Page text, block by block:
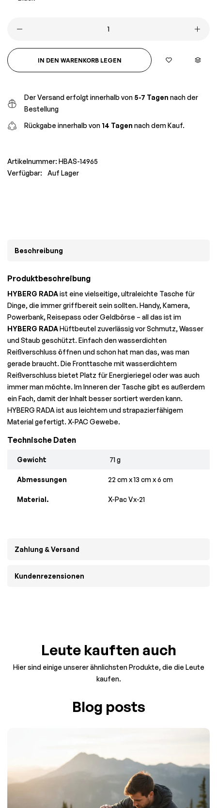
IN DEN WARENKORB LEGEN
Der Versand erfolgt innerhalb von 5-7 Tagen nach der
Bestellung
Rückgabe innerhalb von 14 Tagen nach dem Kauf.
Artikelnummer: HBAS-14965
Verfügbar:
Auf Lager
Beschreibung
Produktbeschreibung
HYBERG RADAist eine vielseitige, ultraleichte Tasche für
Dinge, die immer griffbereit sein sollten. Handy, Kamera,
Powerbank, Reisepass oder Geldbörse – all das ist im
HYBERG RADAHüftbeutel zuverlässig vor Schmutz, Wasser
und Staub geschützt. Einfach den wasserdichten
Reißverschluss öffnen und schon hat man das, was man
gerade braucht. Die Fronttasche mit wasserdichtem
Reißverschluss bietet Platz für Energieriegel oder was auch
immer man möchte. Im Inneren der Tasche gibt es außerdem
ein Fach, damit der Inhalt besser sortiert werden kann.
HYBERG RADA ist aus leichtem und strapazierfähigem
Material gefertigt. X-PACGewebe.
Technische Daten
Gewicht 71 g
Abmessungen 22 cm x 13 cm x 6 cm
Material. X-Pac Vx-21
Zahlung & Versand
Kundenrezensionen
Leute kauften auch
Hier sind einige unserer ähnlichsten Produkte, die die Leute
kaufen.
Blog posts